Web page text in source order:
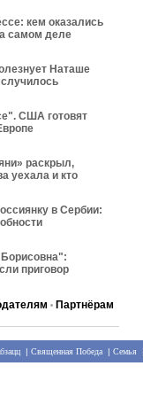
кем оказались
самом деле
Наташе
США готовят
раскрыл,
уехала и кто
в Сербии:
приговор
• Партнёрам
| Священная Победа | Семья |